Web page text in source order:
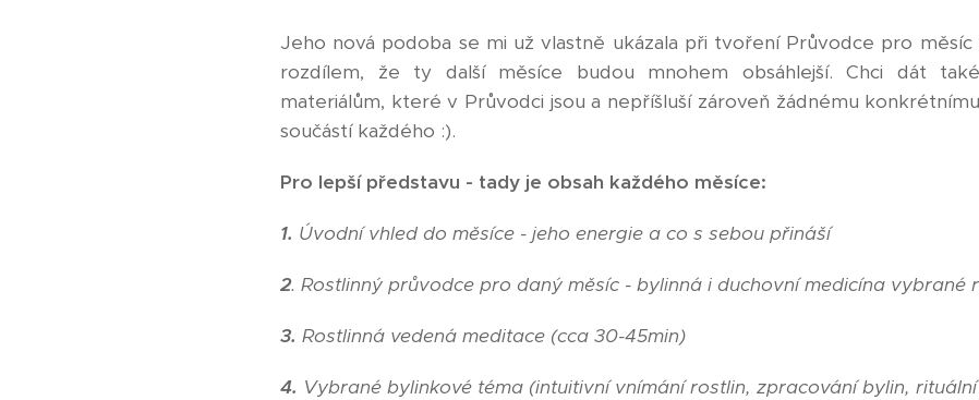
Jeho nová podoba se mi už vlastně ukázala při tvoření Průvodce pro
rozdílem, že ty další měsíce budou mnohem obsáhlejší. Chci dát
materiálům, které v Průvodci jsou a nepříšluší zároveň žádnému
součástí každého :).
Pro lepší představu - tady je obsah každého měsíce:
1. Úvodní vhled do měsíce - jeho energie a co s sebou přináší
2. Rostlinný průvodce pro daný měsíc - bylinná i duchovní medicína vybrané
3. Rostlinná vedená meditace (cca 30-45min)
4. Vybrané bylinkové téma (intuitivní vnímání rostlin, zpracování bylin,